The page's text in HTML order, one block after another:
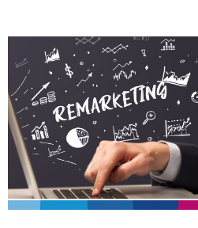
Fatturazione
Financial Solutions
HR
Trust Services
TeamSystem Corporate